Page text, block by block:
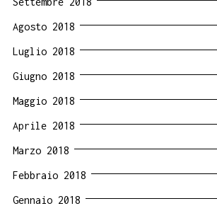
Agosto 2018
Luglio 2018
Giugno 2018
Maggio 2018
Aprile 2018
Marzo 2018
Febbraio 2018
Gennaio 2018